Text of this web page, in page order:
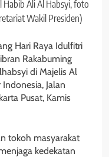
Habib Ali Al Habsyi, foto
Wakil Presiden)
Hari Raya Idulfitri
Rakabuming
di Majelis Al
Jalan
Pusat, Kamis
tokoh masyarakat
kedekatan